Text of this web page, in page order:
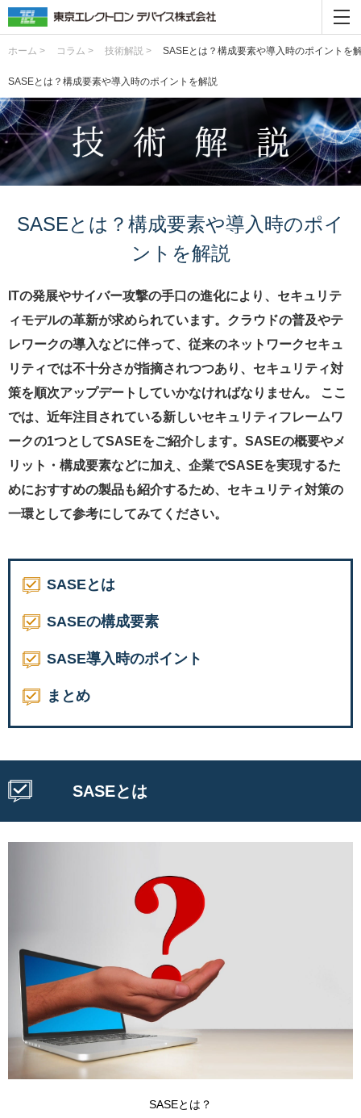
ホーム > コラム > 技術解説 > SASEとは？構成要素や導入時のポイントを
SASEとは？構成要素や導入時のポイントを解説
SASEとは？構成要素や導入時のポイ
ントを解説
ITの発展やサイバー攻撃の手口の進化により、セキュリテ
ィモデルの革新が求められています。クラウドの普及やテ
レワークの導入などに伴って、従来のネットワークセキュ
リティでは不十分さが指摘されつつあり、セキュリティ対
策を順次アップデートしていかなければなりません。 ここ
では、近年注目されている新しいセキュリティフレームワ
ークの1つとしてSASEをご紹介します。SASEの概要やメ
リット・構成要素などに加え、企業でSASEを実現するた
めにおすすめの製品も紹介するため、セキュリティ対策の
一環として参考にしてみてください。
SASEとは
SASEの構成要素
SASE導入時のポイント
まとめ
SASEとは
SASEとは？